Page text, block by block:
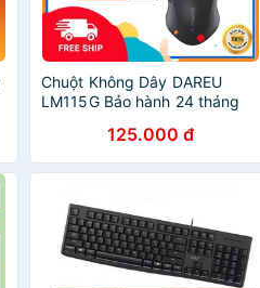
Chuột Không Dây DAREU
LM115G Bảo hành 24 tháng
125.000 đ